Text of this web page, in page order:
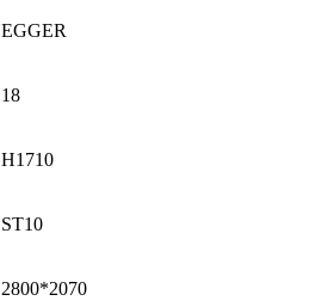
EGGER
18
H1710
ST10
2800*2070